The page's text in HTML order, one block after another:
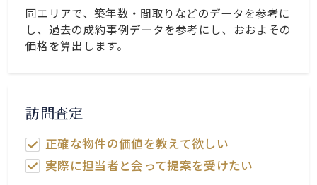
同エリアで、築年数・間取りなどのデータを参考に
し、過去の成約事例データを参考にし、おおよその
価格を算出します。
訪問査定
正確な物件の価値を教えて欲しい
実際に担当者と会って提案を受けたい